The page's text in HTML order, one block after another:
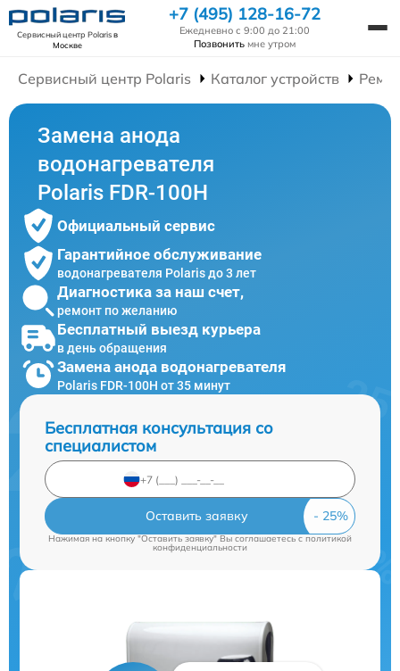
Сервисный центр Polarisв
Москве
+7 (495) 128-16-72
Ежедневно с 9:00 до 21:00
Позвонить мне утром
Сервисный центр Polaris Каталог устройств
Замена анода
водонагревателя
Polaris FDR-100H
Официальный сервис
Гарантийное обслуживание
водонагревателя Polaris до 3 лет
Диагностика за наш счет,
ремонт по желанию
Бесплатный выезд курьера
в день обращения
Замена анода водонагревателя
Polaris FDR-100H от 35 минут
Бесплатная консультация со
специалистом
Оставить заявку
Нажимая на кнопку "Оставить заявку" Вы соглашаетесь cполитикой
конфиденциальности